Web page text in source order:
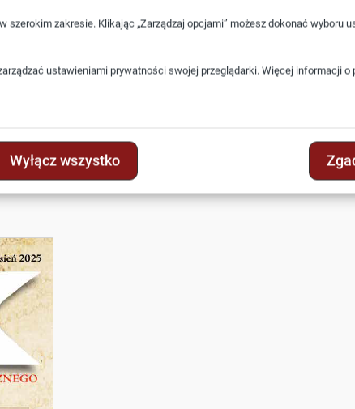
szerokim zakresie. Klikając „Zarządzaj opcjami” możesz dokonać wyboru
ustawieniami prywatności swojej przeglądarki. Więcej informacji o
Wyłącz wszystko